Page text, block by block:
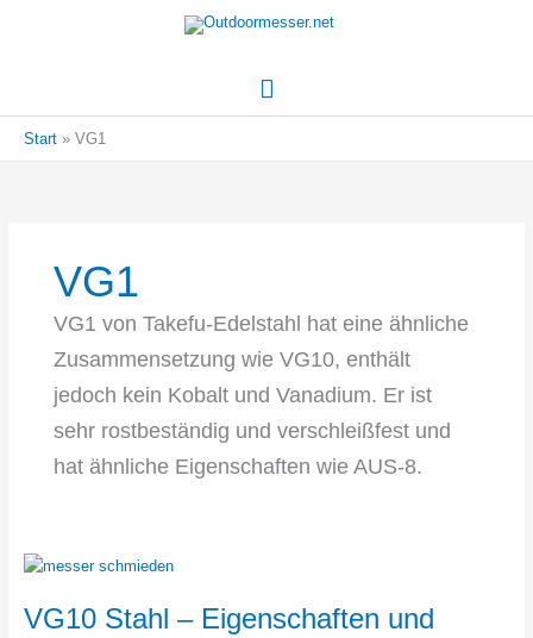
Hauptmenü
Start VG1
VG1
VG1 von Takefu-Edelstahl hat eine ähnliche
Zusammensetzung wie VG10, enthält
jedoch kein Kobalt und Vanadium. Er ist
sehr rostbeständig und verschleißfest und
hat ähnliche Eigenschaften wie AUS-8.
VG10 Stahl – Eigenschaften und